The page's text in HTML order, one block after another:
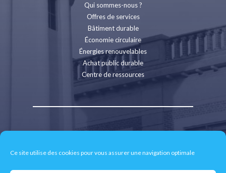
Ce site utilise des cookies pour vous assurer une navigation optimale
Qui sommes-nous ?
Offres de services
Bâtiment durable
Économie circulaire
Énergies renouvelables
Achat public durable
Centre de ressources
Contact
Espace presse